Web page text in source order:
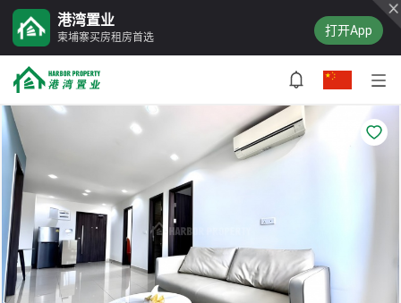
港湾置业
柬埔寨买房租房首选 打开App